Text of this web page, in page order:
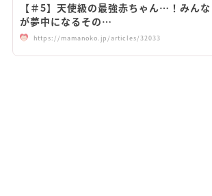
【＃5】天使級の最強赤ちゃん…！みんな
が夢中になるその…
https://mamanoko.jp/articles/32033